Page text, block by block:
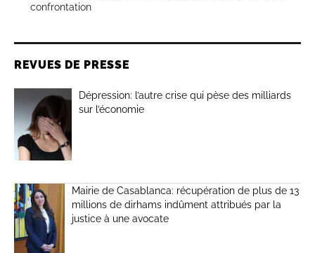
confrontation
REVUES DE PRESSE
Dépression: l’autre crise qui pèse des milliards
sur l’économie
Mairie de Casablanca: récupération de plus de 13
millions de dirhams indûment attribués par la
justice à une avocate